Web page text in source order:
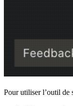
Pour utiliser l’outil de